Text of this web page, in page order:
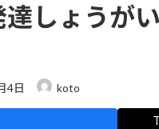
しょうが
4日 koto